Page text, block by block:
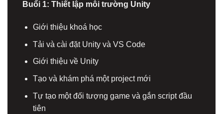
Buổi 1: Thiết lập môi trường Unity
Giới thiệu khoá học
Tải và cài đặt Unity và VS Code
Giới thiệu về Unity
Tạo và khám phá một project mới
Tự tạo một đối tượng game và gắn script đầu
tiên